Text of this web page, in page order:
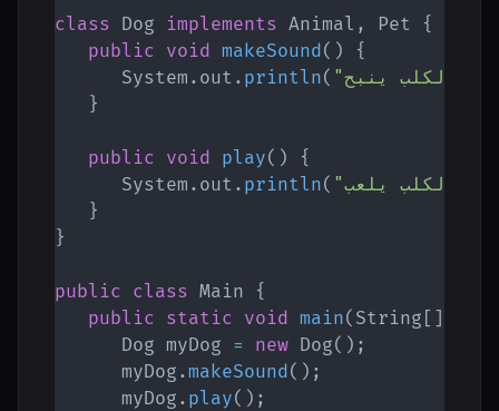
class Dog implements Animal , Pet
{
public void makeSound( )
{
System . out . println(
}
public void play( )
{
System . out . println(
}
}
public class Main
{
public static void main( String
Dog myDog = new Dog( ) ;
      myDog
.makeSound( ) ;
      myDog
. play( ) ;